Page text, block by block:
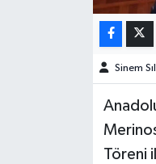
Sinem
Töreni
Kim kimdir?
Kültür Sanat